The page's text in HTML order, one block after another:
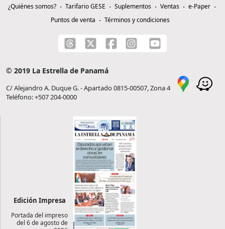
¿Quiénes somos? Tarifario GESE Suplementos Ventas
e-Paper
Puntos de venta
Términos y condiciones
© 2019 La Estrella de Panamá
C/ Alejandro A. Duque G. - Apartado 0815-00507, Zona 4
Teléfono: +507 204-0000
Edición Impresa
Portada del impreso
del 6 de agosto de